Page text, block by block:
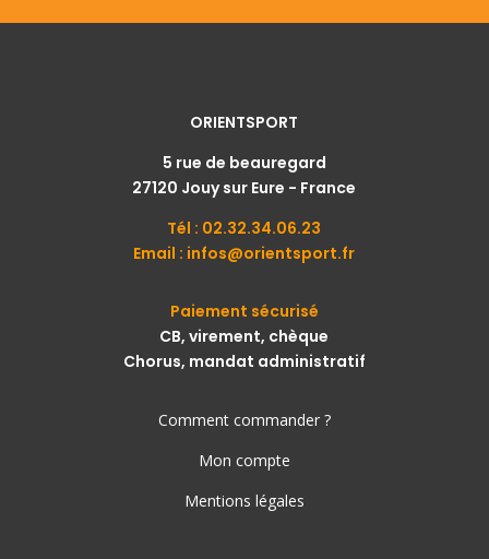
ORIENTSPORT
5 rue de beauregard
27120 Jouy sur Eure - France
Tél : 02.32.34.06.23
Email : infos@orientsport.fr
Paiement sécurisé
CB, virement, chèque
Chorus, mandat administratif
Comment commander ?
Mon compte
Mentions légales